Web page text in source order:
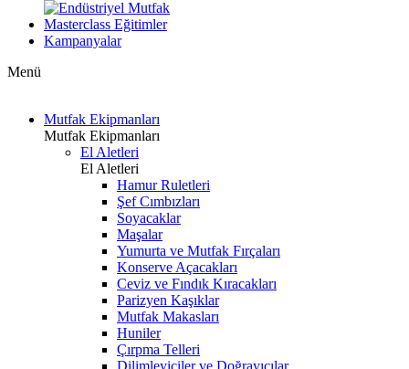
Masterclass Eğitimler
Kampanyalar
Menü
Mutfak Ekipmanları
Mutfak Ekipmanları
El Aletleri
El Aletleri
Hamur Ruletleri
Şef Cımbızları
Soyacaklar
Maşalar
Yumurta ve Mutfak Fırçaları
Konserve Açacakları
Ceviz ve Fındık Kıracakları
Parizyen Kaşıklar
Mutfak Makasları
Huniler
Çırpma Telleri
Dilimleyiciler ve Doğrayıcılar